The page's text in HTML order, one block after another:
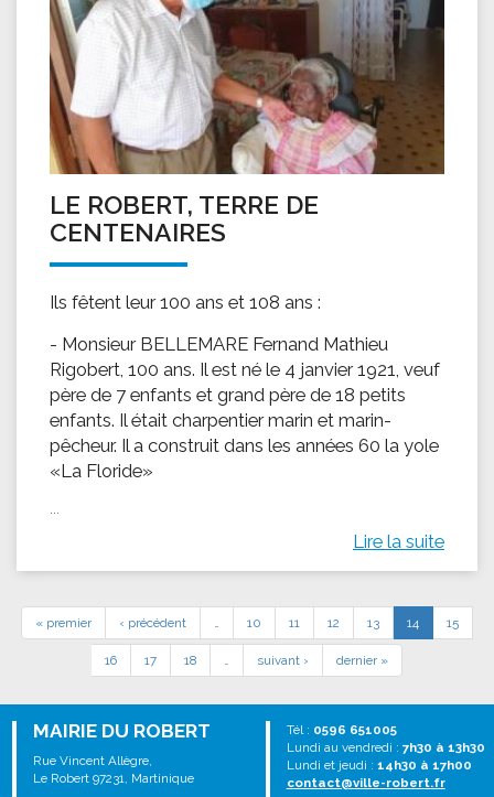
LE ROBERT, TERRE DE
CENTENAIRES
Ils fêtent leur 100 ans et 108 ans :
- Monsieur BELLEMARE Fernand Mathieu
Rigobert, 100 ans. Il est né le 4 janvier 1921, veuf
père de 7 enfants et grand père de 18 petits
enfants. Il était charpentier marin et marin-
pêcheur. Il a construit dans les années 60 la yole
«La Floride»
...
Lire la suite
« premier ‹ précédent … 10 11 12 13 14 15
16 17 18 … suivant › dernier »
MAIRIE DU ROBERT
Rue Vincent Allègre,
Le Robert 97231, Martinique
Tél : 0596 651005
Lundi au vendredi : 7h30 à 13h30
Lundi et jeudi : 14h30 à 17h00
contact@ville-robert.fr